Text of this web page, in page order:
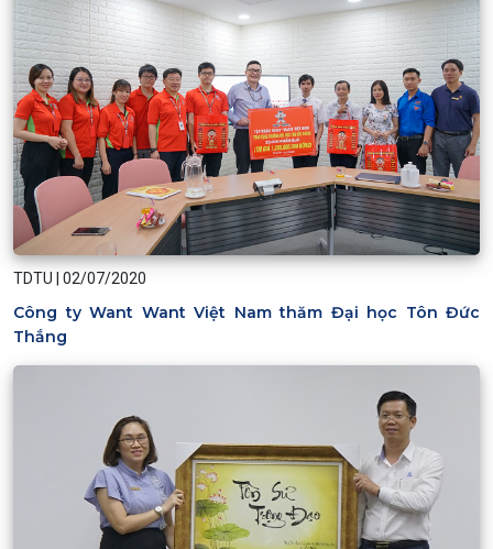
TDTU 02/07/2020
Công ty Want Want Việt Nam thăm Đại học Tôn Đức
Thắng